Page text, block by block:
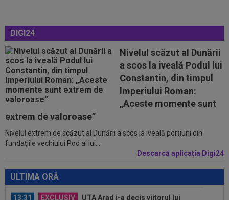
DIGI24
Nivelul scăzut al Dunării
a scos la iveală Podul lui
Constantin, din timpul
Imperiului Roman:
„Aceste momente sunt
extrem de valoroase”
Nivelul extrem de scăzut al Dunării a scos la iveală porţiuni din
fundaţiile vechiului Pod al lui...
Descarcă aplicația Digi24
ULTIMA ORĂ
12:59
Transfer pentru fostul golgheter al CFR-ului:
7.000.000€!
12:46
Au refuzat oferta de 30.000.000 €, iar Inter mai
are o șansă!
13:38
Cosmin Matei a fost suspendat pentru dopaj!
Verdictul final dat de TAS
13:36 EXCLUSIV
Ilie Dumitrescu a văzut ce face
Ioan Varga la CFR Cluj și n-a mai rezistat
Cristiano Ronaldo și Georgina...
13:31 EXCLUSIV
UTA Arad i-a decis viitorul lui